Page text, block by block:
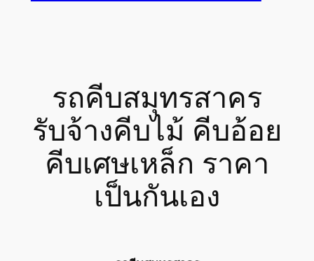
รถคีบสมุทรสาคร
รับจ้างคีบไม้ คีบอ้อย
คีบเศษเหล็ก ราคา
เป็นกันเอง